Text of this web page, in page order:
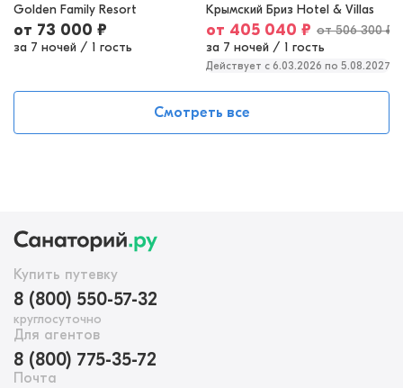
Golden Family Resort
от 73 000 ₽
за 7 ночей / 1 гость
Крымский Бриз Hotel & Villas
от 405 040 ₽ от506 300 ₽
за 7 ночей / 1 гость
Действует c 6.03.2026 по 5.08.2027
Смотреть все
Купить путевку
8 (800) 550-57-32
круглосуточно
Для агентов
8 (800) 775-35-72
Почта